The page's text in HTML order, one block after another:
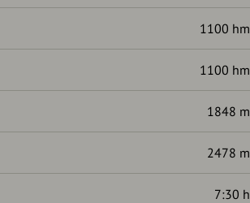
1100 hm
1100 hm
1848 m
2478 m
7:30 h